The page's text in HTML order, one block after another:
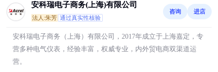
安科瑞电子商务(上海)有限公司
法人:朱芳 通过真实性核验
咨询 进店
安科瑞电子商务（上海）有限公司，2017年成立于上海嘉定，专
营多种电气仪表，经验丰富，权威专业，内外贸电商双渠道运
营。